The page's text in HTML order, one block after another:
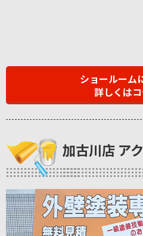
ショールーム
詳しくは
加古川店 ア